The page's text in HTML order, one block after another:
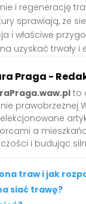
i regenerację
sprawiają, że
i właściwe
uzyskać trwały i
Praga -
to
prawobrzeżnej
a
i budując
traw i jak
siać trawę?